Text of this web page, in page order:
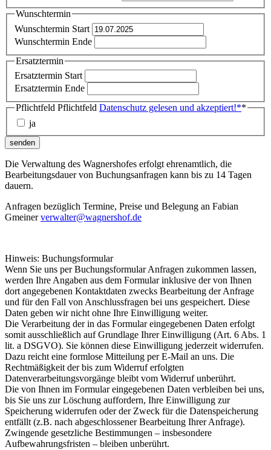
Wunschtermin
Wunschtermin Start
Wunschtermin Ende
Ersatztermin
Ersatztermin Start
Ersatztermin Ende
Pflichtfeld Pflichtfeld Datenschutz gelesen und akzeptiert!**
ja
senden
Die Verwaltung des Wagnershofes erfolgt ehrenamtlich, die
Bearbeitungsdauer von Buchungsanfragen kann bis zu 14 Tagen
dauern.
Anfragen bezüglich Termine, Preise und Belegung an Fabian
Gmeinerverwalter@wagnershof.de
Hinweis: Buchungsformular
Wenn Sie uns per Buchungsformular Anfragen zukommen lassen,
werden Ihre Angaben aus dem Formular inklusive der von Ihnen
dort angegebenen Kontaktdaten zwecks Bearbeitung der Anfrage
und für den Fall von Anschlussfragen bei uns gespeichert. Diese
Daten geben wir nicht ohne Ihre Einwilligung weiter.
Die Verarbeitung der in das Formular eingegebenen Daten erfolgt
somit ausschließlich auf Grundlage Ihrer Einwilligung (Art. 6 Abs. 1
lit. a DSGVO). Sie können diese Einwilligung jederzeit widerrufen.
Dazu reicht eine formlose Mitteilung per E-Mail an uns. Die
Rechtmäßigkeit der bis zum Widerruf erfolgten
Datenverarbeitungsvorgänge bleibt vom Widerruf unberührt.
Die von Ihnen im Formular eingegebenen Daten verbleiben bei uns,
bis Sie uns zur Löschung auffordern, Ihre Einwilligung zur
Speicherung widerrufen oder der Zweck für die Datenspeicherung
entfällt (z.B. nach abgeschlossener Bearbeitung Ihrer Anfrage).
Zwingende gesetzliche Bestimmungen – insbesondere
Aufbewahrungsfristen – bleiben unberührt.